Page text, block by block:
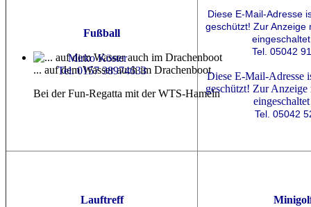
... auf dem Wasser auch im Drachenboot
Bei der Fun-Regatta mit der WTS-Hameln
Fußball
Mirko Köster
Tel. 0157 38974633
Diese E-Mail-Adresse
geschützt! Zur Anzeige
Tel. 05042
Diese E-Mail-Adresse
geschützt! Zur Anzeige
Tel. 05042
Lauftreff